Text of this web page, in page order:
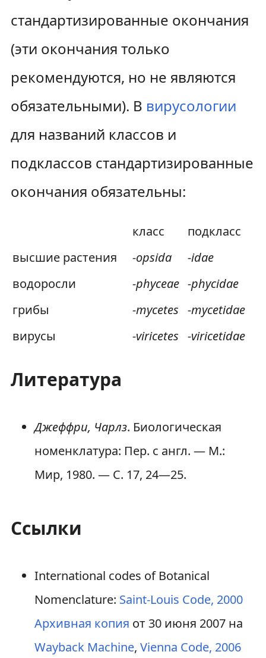
стандартизированные окончания
(эти окончания только
рекомендуются, но не являются
обязательными). В вирусологии
для названий классов и
подклассов стандартизированные
окончания обязательны:
класс
подкласс
высшие растения
-opsida
-idae
водоросли
-phyceae -phycidae
грибы
-mycetes -mycetidae
вирусы
-viricetes -viricetidae
Литература
Джеффри, Чарлз. Биологическая
номенклатура: Пер. с англ. — М.:
Мир, 1980. — С. 17, 24—25.
Ссылки
International codes of Botanical
Nomenclature: Saint-Louis Code, 2000
Архивная копия от 30 июня 2007 на
Wayback Machine, Vienna Code, 2006